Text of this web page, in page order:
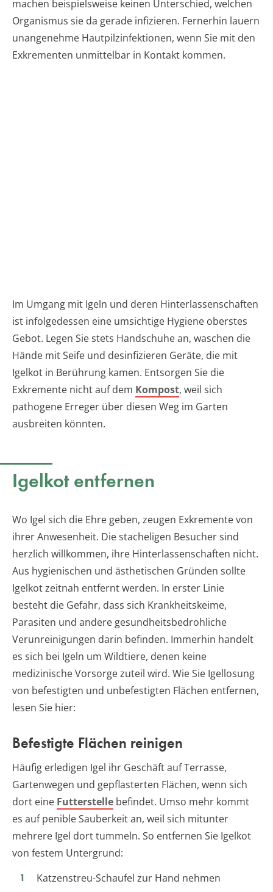
machen beispielsweise keinen Unterschied, welchen
Organismus sie da gerade infizieren. Fernerhin lauern
unangenehme Hautpilzinfektionen, wenn Sie mit den
Exkrementen unmittelbar in Kontakt kommen.
Im Umgang mit Igeln und deren Hinterlassenschaften
ist infolgedessen eine umsichtige Hygiene oberstes
Gebot. Legen Sie stets Handschuhe an, waschen die
Hände mit Seife und desinfizieren Geräte, die mit
Igelkot in Berührung kamen. Entsorgen Sie die
Exkremente nicht auf dem Kompost, weil sich
pathogene Erreger über diesen Weg im Garten
ausbreiten könnten.
Igelkot entfernen
Wo Igel sich die Ehre geben, zeugen Exkremente von
ihrer Anwesenheit. Die stacheligen Besucher sind
herzlich willkommen, ihre Hinterlassenschaften nicht.
Aus hygienischen und ästhetischen Gründen sollte
Igelkot zeitnah entfernt werden. In erster Linie
besteht die Gefahr, dass sich Krankheitskeime,
Parasiten und andere gesundheitsbedrohliche
Verunreinigungen darin befinden. Immerhin handelt
es sich bei Igeln um Wildtiere, denen keine
medizinische Vorsorge zuteil wird. Wie Sie Igellosung
von befestigten und unbefestigten Flächen entfernen,
lesen Sie hier:
Befestigte Flächen reinigen
Häufig erledigen Igel ihr Geschäft auf Terrasse,
Gartenwegen und gepflasterten Flächen, wenn sich
dort eine Futterstelle befindet. Umso mehr kommt
es auf penible Sauberkeit an, weil sich mitunter
mehrere Igel dort tummeln. So entfernen Sie Igelkot
von festem Untergrund:
Katzenstreu-Schaufel zur Hand nehmen